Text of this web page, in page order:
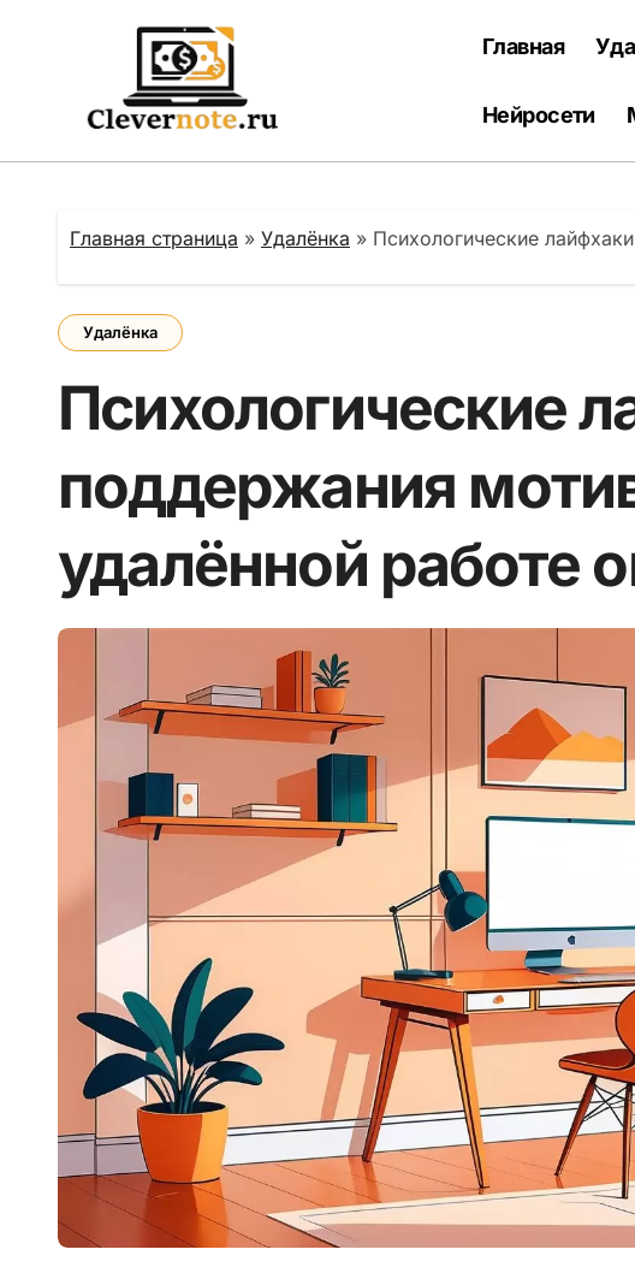
Главная
Нейросети
Главная страница » Удалёнка » Психологические
Удалёнка
Психологические
поддержания
удалённой работе